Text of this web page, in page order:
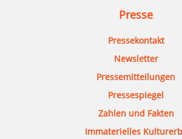
Presse
Pressekontakt
Newsletter
Pressemitteilungen
Pressespiegel
Zahlen und Fakten
Immaterielles